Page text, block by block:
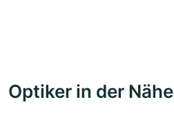
Optiker in der Nähe